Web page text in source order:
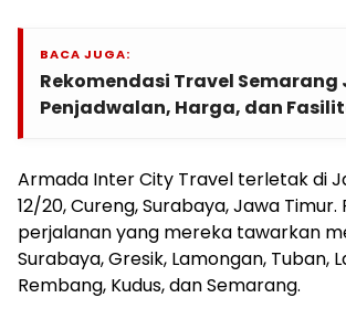
BACA JUGA:
Rekomendasi Travel
Penjadwalan, Harga, dan
Armada Inter City Travel terletak di
12/20, Cureng, Surabaya, Jawa Timur.
perjalanan yang mereka tawarkan
Surabaya, Gresik, Lamongan, Tuban,
Rembang, Kudus, dan Semarang.